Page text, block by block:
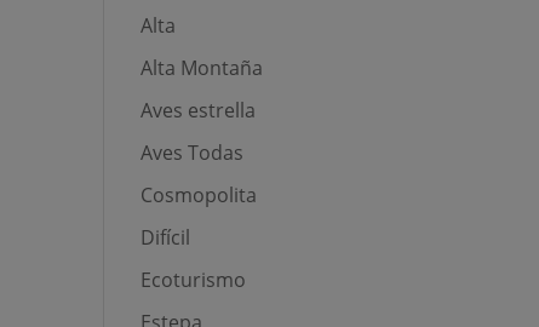
Alta
Alta Montaña
Aves estrella
Aves Todas
Cosmopolita
Difícil
Ecoturismo